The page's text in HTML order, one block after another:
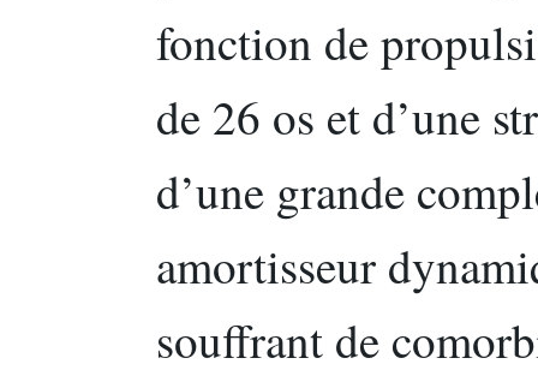
fonction de
de 26 os et d’une
d’une grande
amortisseur
souffrant de